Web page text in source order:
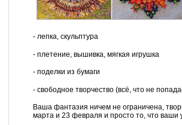
- лепка, скульптура
- плетение, вышивка, мягкая игрушка
- поделки из бумаги
- свободное творчество (всё, что не
Ваша фантазия ничем не ограничена,
марта и 23 февраля и просто то, что ваши